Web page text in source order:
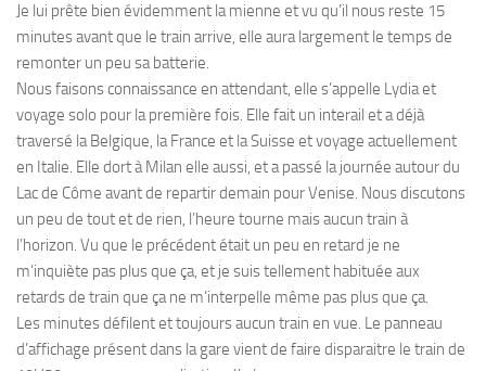
Je lui prête bien évidemment la mienne et vu qu’il nous reste 15
minutes avant que le train arrive, elle aura largement le temps de
remonter un peu sa batterie.
Nous faisons connaissance en attendant, elle s’appelle Lydia et
voyage solo pour la première fois. Elle fait un interail et a déjà
traversé la Belgique, la France et la Suisse et voyage actuellement
en Italie. Elle dort à Milan elle aussi, et a passé la journée autour du
Lac de Côme avant de repartir demain pour Venise. Nous discutons
un peu de tout et de rien, l’heure tourne mais aucun train à
l’horizon. Vu que le précédent était un peu en retard je ne
m’inquiète pas plus que ça, et je suis tellement habituée aux
retards de train que ça ne m’interpelle même pas plus que ça.
Les minutes défilent et toujours aucun train en vue. Le panneau
d’affichage présent dans la gare vient de faire disparaitre le train de